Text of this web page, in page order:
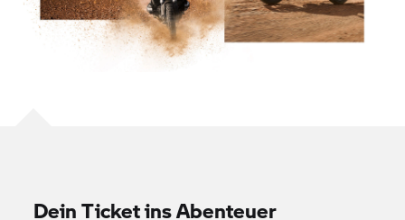
Dein Ticket ins Abenteuer